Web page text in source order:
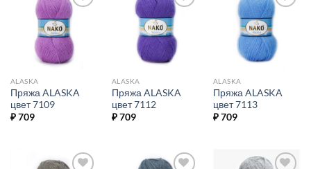
Добавить в
избранное.
ALASKA
Пряжа ALASKA
цвет 7109
₽709
Добавить в
избранное.
ALASKA
Пряжа ALASKA
цвет 7112
₽709
Добавить в
избранное.
ALASKA
Пряжа ALASKA
цвет 7113
₽709